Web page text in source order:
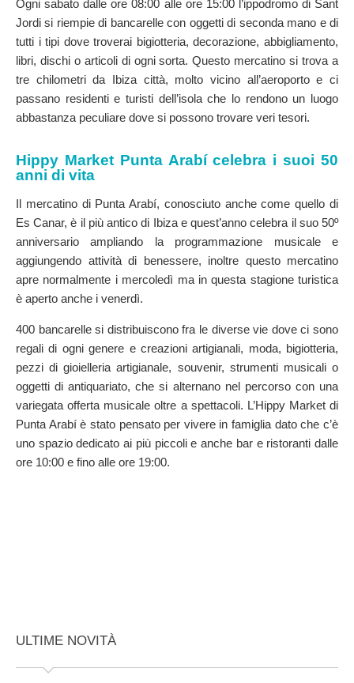
Ogni sabato dalle ore 08:00 alle ore 15:00 l’ippodromo di Sant
Jordi si riempie di bancarelle con oggetti di seconda mano e di
tutti i tipi dove troverai bigiotteria, decorazione, abbigliamento,
libri, dischi o articoli di ogni sorta. Questo mercatino si trova a
tre chilometri da Ibiza città, molto vicino all’aeroporto e ci
passano residenti e turisti dell’isola che lo rendono un luogo
abbastanza peculiare dove si possono trovare veri tesori.
Hippy Market Punta Arabí celebra i suoi 50
anni di vita
Il mercatino di Punta Arabí, conosciuto anche come quello di
Es Canar, è il più antico di Ibiza e quest’anno celebra il suo 50º
anniversario ampliando la programmazione musicale e
aggiungendo attività di benessere, inoltre questo mercatino
apre normalmente i mercoledì ma in questa stagione turistica
è aperto anche i venerdì.
400 bancarelle si distribuiscono fra le diverse vie dove ci sono
regali di ogni genere e creazioni artigianali, moda, bigiotteria,
pezzi di gioielleria artigianale, souvenir, strumenti musicali o
oggetti di antiquariato, che si alternano nel percorso con una
variegata offerta musicale oltre a spettacoli. L’Hippy Market di
Punta Arabí è stato pensato per vivere in famiglia dato che c’è
uno spazio dedicato ai più piccoli e anche bar e ristoranti dalle
ore 10:00 e fino alle ore 19:00.
ULTIME NOVITÀ